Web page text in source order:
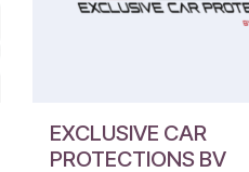
EXCLUSIVE CAR
PROTECTIONS BV